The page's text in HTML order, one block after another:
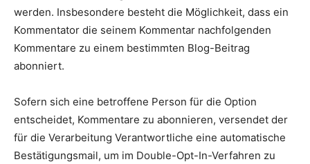
werden. Insbesondere besteht die Möglichkeit, dass ein
Kommentator die seinem Kommentar nachfolgenden
Kommentare zu einem bestimmten Blog-Beitrag
abonniert.
Sofern sich eine betroffene Person für die Option
entscheidet, Kommentare zu abonnieren, versendet der
für die Verarbeitung Verantwortliche eine automatische
Bestätigungsmail, um im Double-Opt-In-Verfahren zu